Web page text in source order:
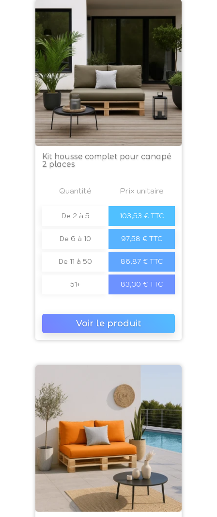
Kit housse complet pour canapé
2 places
Quantité Prix unitaire
De 2 à 5 103,53 € TTC
De 6 à 10 97,58 € TTC
De 11 à 50 86,87 € TTC
51+ 83,30 € TTC
Voir le produit